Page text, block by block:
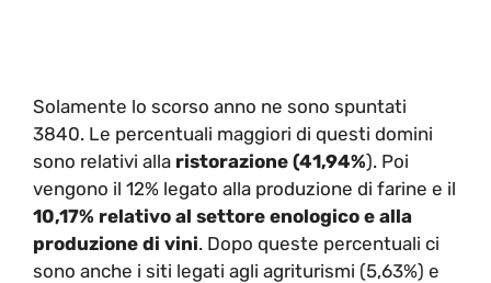
Solamente lo scorso anno ne sono spuntati
3840. Le percentuali maggiori di questi domini
sono relativi alla ristorazione (41,94%). Poi
vengono il 12% legato alla produzione di farine e il
10,17% relativo al settore enologico e alla
produzione di vini. Dopo queste percentuali ci
sono anche i siti legati agli agriturismi (5,63%) e